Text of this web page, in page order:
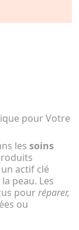
pour Votre
les soins
un actif clé
peau. Les
pourréparer,
ou